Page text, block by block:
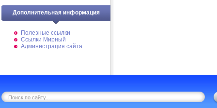
Дополнительная информация
Полезные ссылки
Ссылки Мирный
Администрация сайта